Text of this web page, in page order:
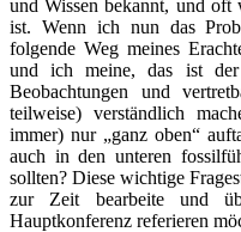
und Wissen bekannt, und oft
ist. Wenn ich nun das
folgende Weg meines
und ich meine, das ist der
Beobachtungen und
teilweise) verständlich
immer) nur „ganz oben“
auch in den unteren
sollten? Diese wichtige
zur Zeit bearbeite und
Hauptkonferenz referieren